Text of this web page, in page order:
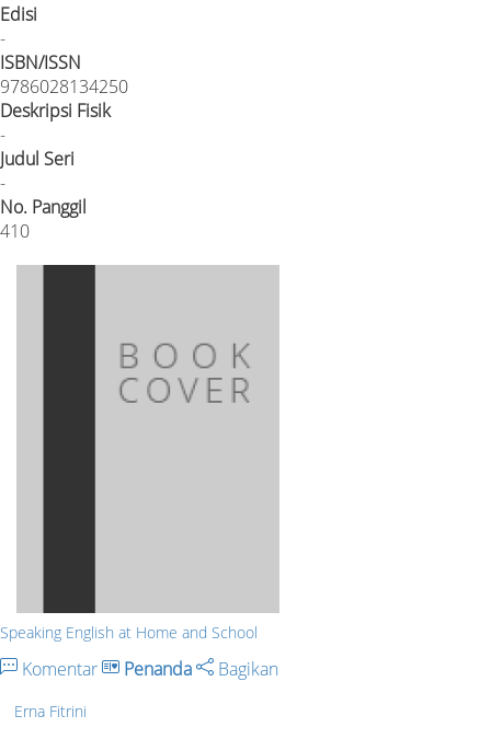
Edisi
-
ISBN/ISSN
9786028134250
Deskripsi Fisik
-
Judul Seri
-
No. Panggil
410
Speaking English at Home and School
Komentar Penanda Bagikan
Erna Fitrini